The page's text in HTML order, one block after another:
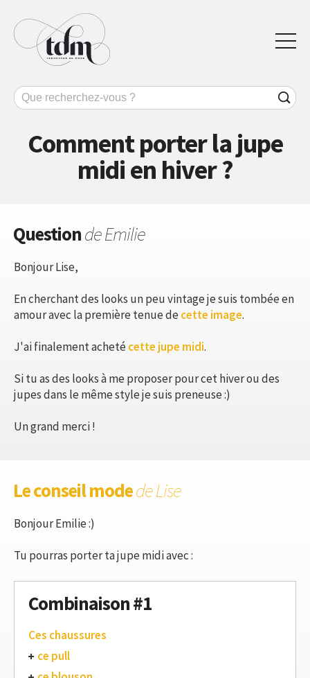
Comment porter la jupe
midi en hiver ?
Questionde Emilie
Bonjour Lise,
En cherchant des looks un peu vintage je suis tombée en
amour avec la première tenue decette image.
J'ai finalement acheté cette jupe midi.
Si tu as des looks à me proposer pour cet hiver ou des
jupes dans le même style je suis preneuse :)
Un grand merci !
Le conseil modede Lise
Bonjour Emilie :)
Tu pourras porter ta jupe midi avec :
Combinaison #1
Ces chaussures
ce pull